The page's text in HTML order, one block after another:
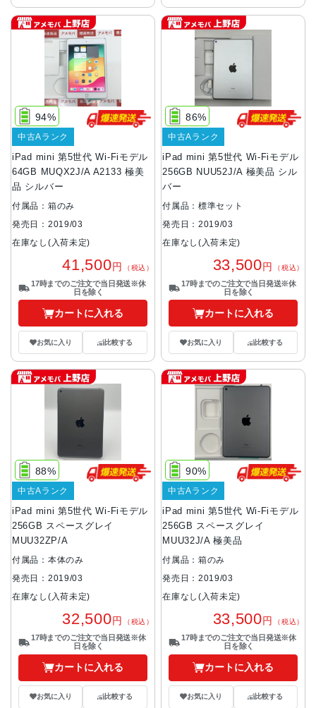
iPad mini 第5世代 Wi-Fiモデル
64GB MUQX2J/A A2133 極美
品 シルバー
94%
中古Aランク
付属品：箱のみ
発売日：2019/03
在庫なし(入荷未定)
41,500円 （税込）
17時までのご注文で当日発送※休
日を除く
カートに入れる
お気に入り 比較する
iPad mini 第5世代 Wi-Fiモデル
256GB NUU52J/A 極美品 シル
バー
86%
中古Aランク
付属品：標準セット
発売日：2019/03
在庫なし(入荷未定)
33,500円 （税込）
17時までのご注文で当日発送※休
日を除く
カートに入れる
お気に入り 比較する
iPad mini 第5世代 Wi-Fiモデル
256GB スペースグレイ
MUU32ZP/A
88%
中古Aランク
付属品：本体のみ
発売日：2019/03
在庫なし(入荷未定)
32,500円 （税込）
17時までのご注文で当日発送※休
日を除く
カートに入れる
お気に入り 比較する
iPad mini 第5世代 Wi-Fiモデル
256GB スペースグレイ
MUU32J/A 極美品
90%
中古Aランク
付属品：箱のみ
発売日：2019/03
在庫なし(入荷未定)
33,500円 （税込）
17時までのご注文で当日発送※休
日を除く
カートに入れる
お気に入り 比較する